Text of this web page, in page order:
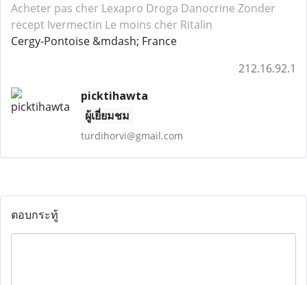
Acheter pas cher Lexapro Droga Danocrine Zonder
recept Ivermectin Le moins cher Ritalin
Cergy-Pontoise &mdash; France
212.16.92.1
picktihawta
ผู้เยี่ยมชม
turdihorvi@gmail.com
ตอบกระทู้